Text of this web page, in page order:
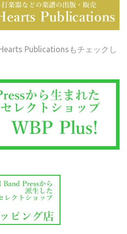
Publicationsもチェックし